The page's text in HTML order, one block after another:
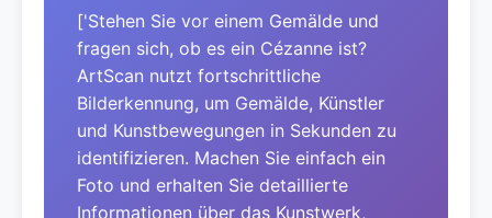
['Stehen Sie vor einem Gemälde und
fragen sich, ob es ein Cézanne ist?
ArtScan nutzt fortschrittliche
Bilderkennung, um Gemälde, Künstler
und Kunstbewegungen in Sekunden zu
identifizieren. Machen Sie einfach ein
Foto und erhalten Sie detaillierte
Informationen über das Kunstwerk,